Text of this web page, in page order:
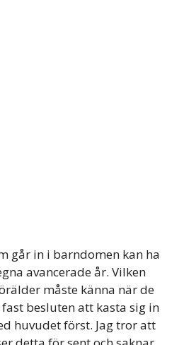
går in i barndomen kan ha
avancerade år. Vilken
måste känna när de
besluten att kasta sig in
huvudet först. Jag tror att